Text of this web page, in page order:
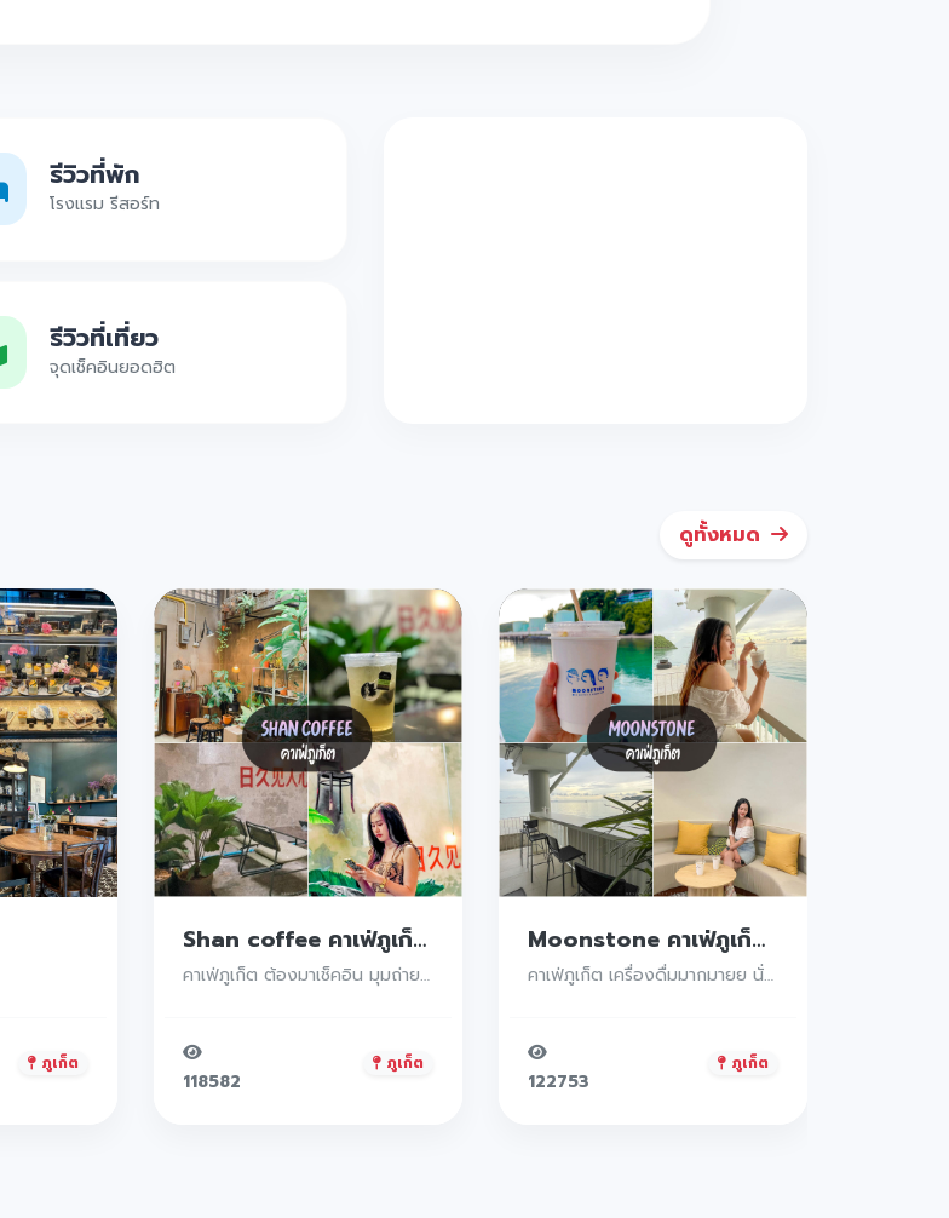
รีวิวที่พัก
โรงแรม รีสอร์ท
รีวิวที่เที่ยว
จุดเช็คอินยอดฮิต
ดูทั้งหมด
ภูเก็ต
Moonstone คาเฟ่ภูเก็ต วิวหลักล้านทะเลสวยๆ ส่วนตัว ต้องมาเช็คอินกันน้าา
คาเฟ่ภูเก็ต เครื่องดื่มมากมายย นั่งสบายชิวๆ
122753
ภูเก็ต
Long chan คาเฟ่ภูเก็ตร้านสบายบรรยากาศดีสปาเกตตี้อร่อยยย ต้องมาเช็คอินกันน้าา
คาเฟ่ภูเก็ต เบเกอรี่ดี เครื่องดื่มอร่อย
121912
ภูเก็ต